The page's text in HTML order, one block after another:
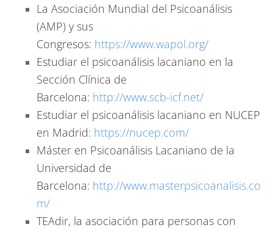
La Asociación Mundial del Psicoanálisis
(AMP) y sus
Congresos: https://www.wapol.org/
Estudiar el psicoanálisis lacaniano en la
Sección Clínica de
Barcelona: http://www.scb-icf.net/
Estudiar el psicoanálisis lacaniano en NUCEP
en Madrid: https://nucep.com/
Máster en Psicoanálisis Lacaniano de la
Universidad de
Barcelona: http://www.masterpsicoanalisis.co
m/
TEAdir, la asociación para personas con